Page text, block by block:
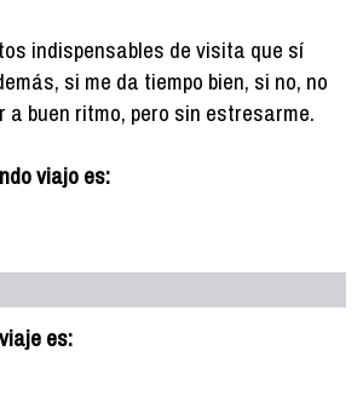
indispensables de visita que sí
si me da tiempo bien, si no, no
buen ritmo, pero sin estresarme.
viajo es:
es: